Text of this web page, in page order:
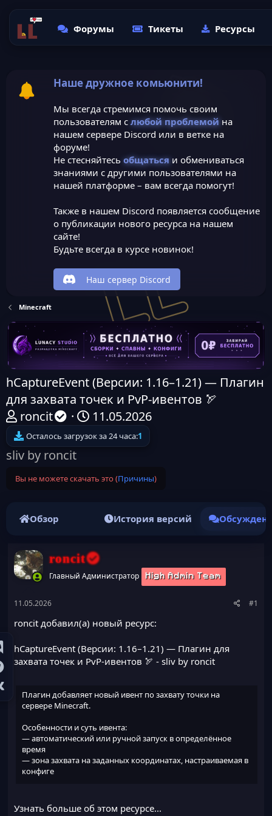
Форумы Тикеты Ресурсы
Наше дружное комьюнити!
Мы всегда стремимся помочь своим
пользователям с любой проблемойна
нашем сервере Discord или в ветке на
форуме!
Не стесняйтесь общатьсяи обмениваться
знаниями с другими пользователями на
нашей платформе – вам всегда помогут!
Также в нашем Discord появляется сообщение
о публикации нового ресурса на нашем
сайте!
Будьте всегда в курсе новинок!
Наш сервер Discord
Minecraft
hCaptureEvent (Версии: 1.16–1.21) — Плагин
для захвата точек и PvP-ивентов 🏹
А
в
т
р
е
ы
roncit
Д
а
т
н
л
а
11.05.2026
Осталось загрузок за 24 часа:1
sliv by roncit
Вы не можете скачать это (Причины)
Обзор История версий
roncit
Главный Администратор High Admin Team
11.05.2026 #1
roncit добавил(а) новый ресурс:
hCaptureEvent (Версии: 1.16–1.21) — Плагин для
захвата точек и PvP-ивентов 🏹 - sliv by roncit
Плагин добавляет новый ивент по захвату точки на
сервере Minecraft.
Особенности и суть ивента:
— автоматический или ручной запуск в определённое
время
— зона захвата на заданных координатах, настраиваемая в
конфиге
— чем дольше контроль над зоной, тем выше шансы на
Узнать больше об этом ресурсе...